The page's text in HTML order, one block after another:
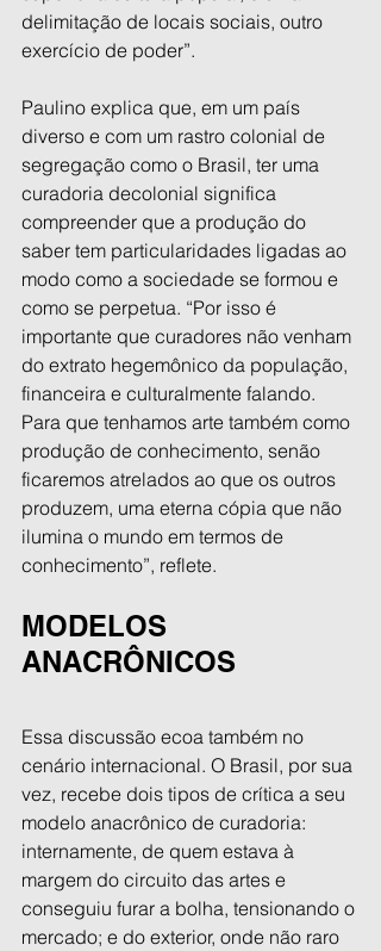
delimitação de locais sociais, outro
exercício de poder”.
Paulino explica que, em um país
diverso e com um rastro colonial de
segregação como o Brasil, ter uma
curadoria decolonial significa
compreender que a produção do
saber tem particularidades ligadas ao
modo como a sociedade se formou e
como se perpetua. “Por isso é
importante que curadores não venham
do extrato hegemônico da população,
financeira e culturalmente falando.
Para que tenhamos arte também como
produção de conhecimento, senão
ficaremos atrelados ao que os outros
produzem, uma eterna cópia que não
ilumina o mundo em termos de
conhecimento”, reflete.
MODELOS
ANACRÔNICOS
Essa discussão ecoa também no
cenário internacional. O Brasil, por sua
vez, recebe dois tipos de crítica a seu
modelo anacrônico de curadoria:
internamente, de quem estava à
margem do circuito das artes e
conseguiu furar a bolha, tensionando o
mercado; e do exterior, onde não raro